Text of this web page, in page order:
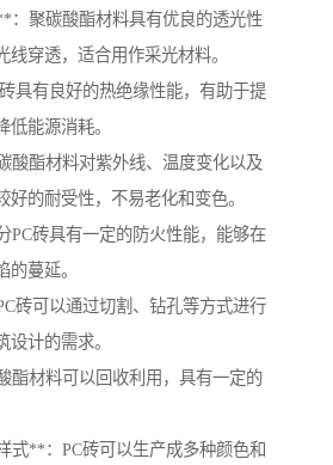
：聚碳酸酯材料具有优良的透光性
线穿透，适合用作采光材料。
具有良好的热绝缘性能，有助于提
低能源消耗。
酸酯材料对紫外线、温度变化以及
好的耐受性，不易老化和变色。
PC砖具有一定的防火性能，能够在
蔓延。
砖可以通过切割、钻孔等方式进行
设计的需求。
酯材料可以回收利用，具有一定的
式**：PC砖可以生产成多种颜色和